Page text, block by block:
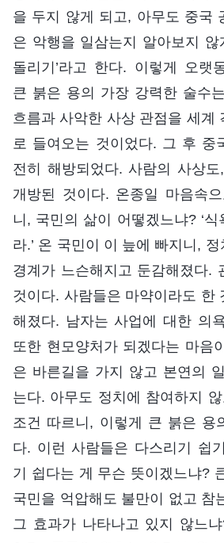
을 두지 않게 되고, 아무도 중국
은 악행을 일삼는지 알아보지 않
돌리기’라고 한다. 이렇게 오랫
큰 붉은 용의 가장 강력한 술수
흐름과 사악한 사상 관점을 세계
로 들여오는 것이었다. 그 후 중
전히 해방되었다. 사람의 사상
개방된 것이다. 온종일 마음속
니, 국민의 삶이 어떻겠느냐? ‘
라.’ 온 국민이 이 늪에 빠지니,
경계가 느슨해지고 둔감해졌다.
것이다. 사람들은 마약이라도 한
해졌다. 남자는 사업에 대한 의
또한 현모양처가 되겠다는 마음
은 바른길을 가지 않고 본연의
는다. 아무도 정치에 참여하지
조건 따르니, 이렇게 큰 붉은 용
다. 이런 사람들은 다스리기 쉽
기 쉽다는 게 무슨 뜻이겠느냐?
국민을 억압해도 불만이 없고 참
그 효과가 나타나고 있지 않느